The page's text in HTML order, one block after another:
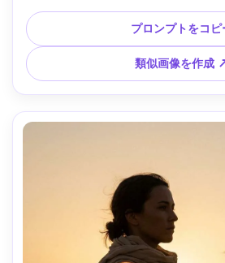
定、Nikon Z9、28mmレンズ、高速シ
かサイバーパンク色調、見出し・日付
ポスター構図 --ar
プロンプトをコピ
類似画像を作成